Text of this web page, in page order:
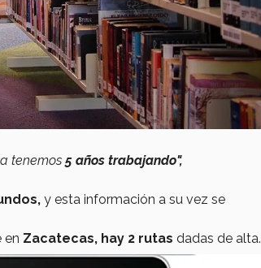
tenemos 5 años trabajando",
y esta información a su vez se
en Zacatecas, hay 2 rutas dadas de alta.